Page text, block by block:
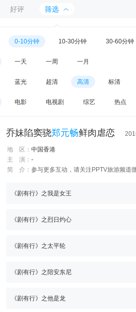
好评 筛选
0-10分钟 10-30分钟 30-60分钟
一天 一周 一月
蓝光 超清 高清 标清
电影 电视剧 综艺 热点
乔妹陷窦骁郑元畅鲜肉虐恋
地 区： 中国香港
主 演： -
简 介： 参与更多互动，请关注PPTV旅游频道
《剧有行》之我是女王
《剧有行》之烈日灼心
《剧有行》之太平轮
《剧有行》之陪安东尼
《剧有行》之他是龙